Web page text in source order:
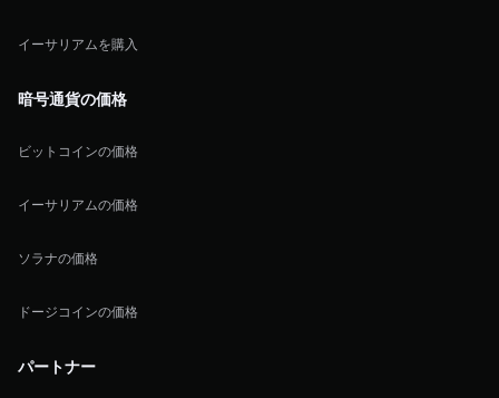
イーサリアムを購入
暗号通貨の価格
ビットコインの価格
イーサリアムの価格
ソラナの価格
ドージコインの価格
パートナー